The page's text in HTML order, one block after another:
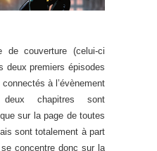
de couverture (celui-ci
deux premiers épisodes
à l’évènement
chapitres sont
sur la page de toutes
sont totalement à part
concentre donc sur la